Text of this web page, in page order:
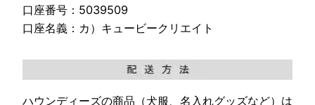
口座番号：5039509
口座名義：カ）キュービークリエイト
ハウンディーズの商品（犬服、名入れグッズなど）は